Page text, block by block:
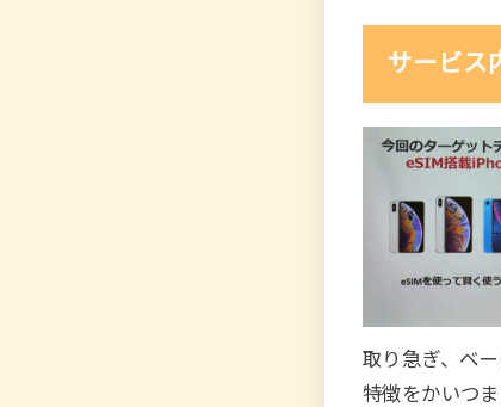
サービス
取り急ぎ、ベ
特徴をかいつ